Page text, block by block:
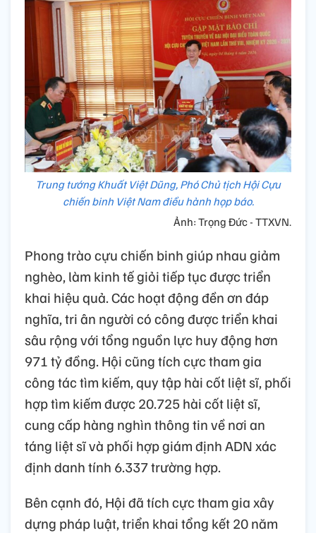
Trung tướng Khuất Việt Dũng, Phó Chủ tịch Hội Cựu
chiến binh Việt Nam điều hành họp báo.
Ảnh: Trọng Đức - TTXVN.
Phong trào cựu chiến binh giúp nhau giảm
nghèo, làm kinh tế giỏi tiếp tục được triển
khai hiệu quả. Các hoạt động đền ơn đáp
nghĩa, tri ân người có công được triển khai
sâu rộng với tổng nguồn lực huy động hơn
971 tỷ đồng. Hội cũng tích cực tham gia
công tác tìm kiếm, quy tập hài cốt liệt sĩ, phối
hợp tìm kiếm được 20.725 hài cốt liệt sĩ,
cung cấp hàng nghìn thông tin về nơi an
táng liệt sĩ và phối hợp giám định ADN xác
định danh tính 6.337 trường hợp.
Bên cạnh đó, Hội đã tích cực tham gia xây
dựng pháp luật, triển khai tổng kết 20 năm